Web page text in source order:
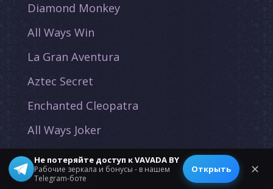
Diamond Monkey
All Ways Win
La Gran Aventura
Aztec Secret
Enchanted Cleopatra
All Ways Joker
Hot 40
Wild Dragon
Не потеряйте доступ к VAVADA BY
Рабочие зеркала и бонусы - в нашем
Telegram-боте
Открыть ✕